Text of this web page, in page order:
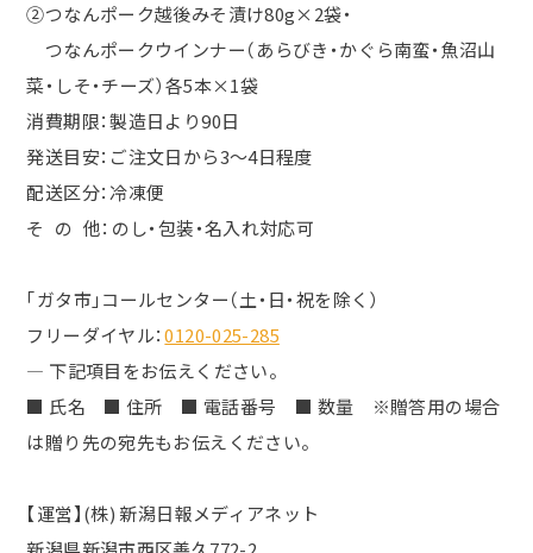
②つなんポーク越後みそ漬け80g×2袋・
つなんポークウインナー（あらびき・かぐら南蛮・魚沼山
菜・しそ・チーズ）各5本×1袋
消費期限：製造日より90日
発送目安：ご注文日から3～4日程度
配送区分：冷凍便
そ の 他：のし・包装・名入れ対応可
「ガタ市」コールセンター（土・日・祝を除く）
フリーダイヤル：0120-025-285
― 下記項目をお伝えください。
■ 氏名 ■ 住所 ■ 電話番号 ■ 数量 ※贈答用の場合
は贈り先の宛先もお伝えください。
【運営】(株) 新潟日報メディアネット